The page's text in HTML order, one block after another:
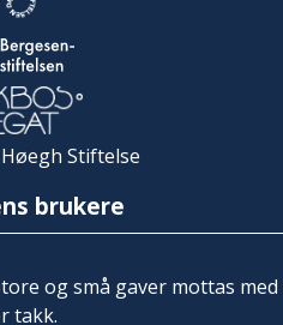
Stiftelse
brukere
og små gaver mottas med
takk.